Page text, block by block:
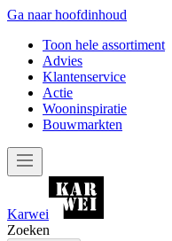
Ga naar hoofdinhoud
Toon hele assortiment
Advies
Klantenservice
Actie
Wooninspiratie
Bouwmarkten
Karwei
Zoeken